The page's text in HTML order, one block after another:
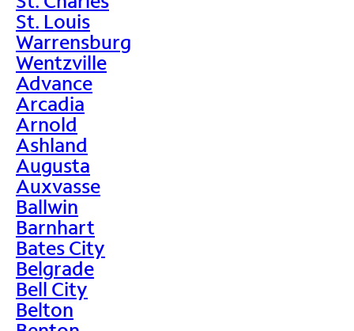
St. Louis
Warrensburg
Wentzville
Advance
Arcadia
Arnold
Ashland
Augusta
Auxvasse
Ballwin
Barnhart
Bates City
Belgrade
Bell City
Belton